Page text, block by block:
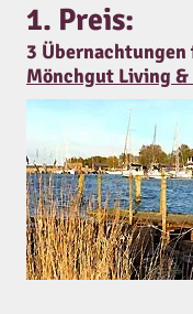
1. Preis:
3 Übernachtungen
Mönchgut Living &